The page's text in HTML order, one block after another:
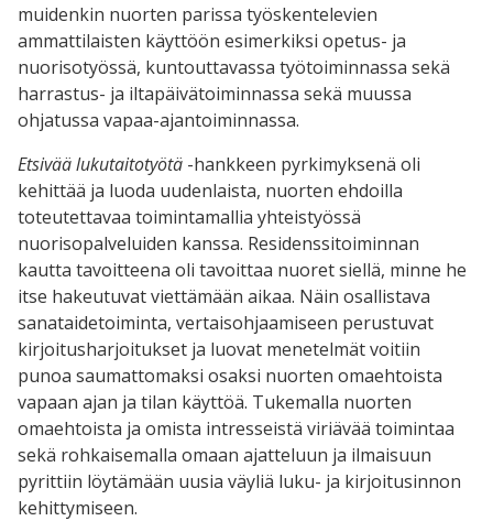
muidenkin nuorten parissa työskentelevien
ammattilaisten käyttöön esimerkiksi opetus- ja
nuorisotyössä, kuntouttavassa työtoiminnassa sekä
harrastus- ja iltapäivätoiminnassa sekä muussa
ohjatussa vapaa-ajantoiminnassa.
Etsivää lukutaitotyötä -hankkeen pyrkimyksenä oli
kehittää ja luoda uudenlaista, nuorten ehdoilla
toteutettavaa toimintamallia yhteistyössä
nuorisopalveluiden kanssa. Residenssitoiminnan
kautta tavoitteena oli tavoittaa nuoret siellä, minne he
itse hakeutuvat viettämään aikaa. Näin osallistava
sanataidetoiminta, vertaisohjaamiseen perustuvat
kirjoitusharjoitukset ja luovat menetelmät voitiin
punoa saumattomaksi osaksi nuorten omaehtoista
vapaan ajan ja tilan käyttöä. Tukemalla nuorten
omaehtoista ja omista intresseistä viriävää toimintaa
sekä rohkaisemalla omaan ajatteluun ja ilmaisuun
pyrittiin löytämään uusia väyliä luku- ja kirjoitusinnon
kehittymiseen.